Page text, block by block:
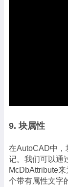
9. 块属性
在AutoCAD中，
记。我们可以通
McDbAttribute
个带有属性文字